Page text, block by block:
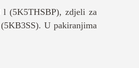
l (5K5THSBP), zdjeli za
U pakiranjima